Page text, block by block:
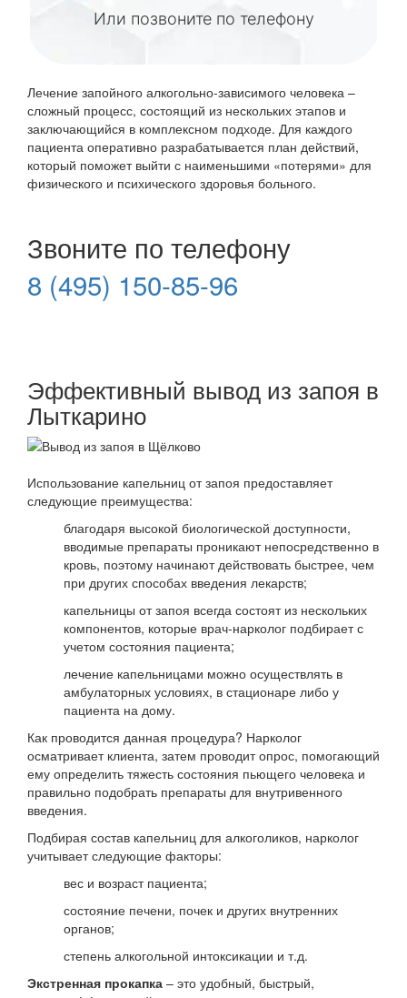
Или позвоните по телефону
Лечение запойного алкогольно-зависимого человека –
сложный процесс, состоящий из нескольких этапов и
заключающийся в комплексном подходе. Для каждого
пациента оперативно разрабатывается план действий,
который поможет выйти с наименьшими «потерями» для
физического и психического здоровья больного.
Звоните по телефону
8 (495) 150-85-96
Эффективный вывод из запоя в
Лыткарино
Использование капельниц от запоя предоставляет
следующие преимущества:
благодаря высокой биологической доступности,
вводимые препараты проникают непосредственно в
кровь, поэтому начинают действовать быстрее, чем
при других способах введения лекарств;
капельницы от запоя всегда состоят из нескольких
компонентов, которые врач-нарколог подбирает с
учетом состояния пациента;
лечение капельницами можно осуществлять в
амбулаторных условиях, в стационаре либо у
пациента на дому.
Как проводится данная процедура? Нарколог
осматривает клиента, затем проводит опрос, помогающий
ему определить тяжесть состояния пьющего человека и
правильно подобрать препараты для внутривенного
введения.
Подбирая состав капельниц для алкоголиков, нарколог
учитывает следующие факторы:
вес и возраст пациента;
состояние печени, почек и других внутренних
органов;
степень алкогольной интоксикации и т.д.
Экстренная прокапка – это удобный, быстрый,